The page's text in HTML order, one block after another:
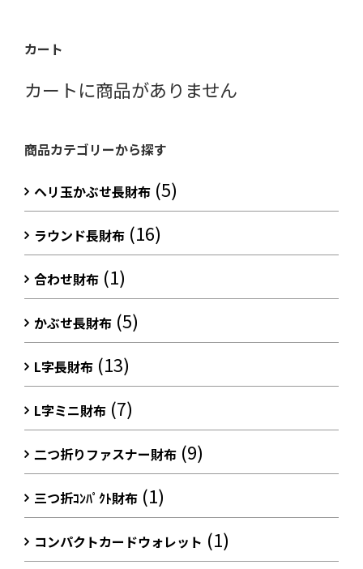
カート
カートに商品がありません
商品カテゴリーから探す
ヘリ玉かぶせ長財布 (5)
ラウンド長財布 (16)
合わせ財布 (1)
かぶせ長財布 (5)
L字長財布 (13)
L字ミニ財布 (7)
二つ折りファスナー財布 (9)
三つ折ｺﾝﾊﾟｸﾄ財布 (1)
コンパクトカードウォレット (1)